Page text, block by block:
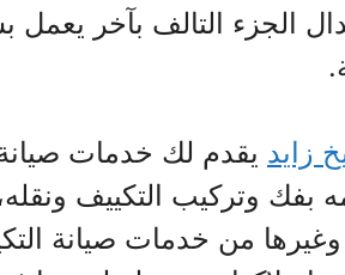
الجزء التالف بآخر
زايد يقدم لك خدمات
بفك وتركيب التكييف
من خدمات صيانة